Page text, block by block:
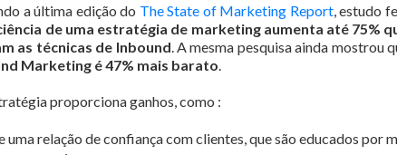
a última edição do The State of Marketing Report, estudo
de uma estratégia de marketing aumenta até 75%
as técnicas de Inbound. A mesma pesquisa ainda mostrou
Marketing é 47% mais barato.
proporciona ganhos, como :
uma relação de confiança com clientes, que são educados por